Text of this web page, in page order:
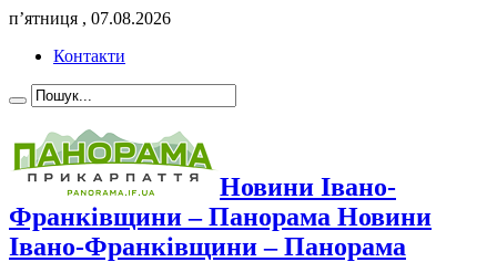
п’ятниця , 07.08.2026
Контакти
Новини Івано-
Франківщини – Панорама Новини
Івано-Франківщини – Панорама